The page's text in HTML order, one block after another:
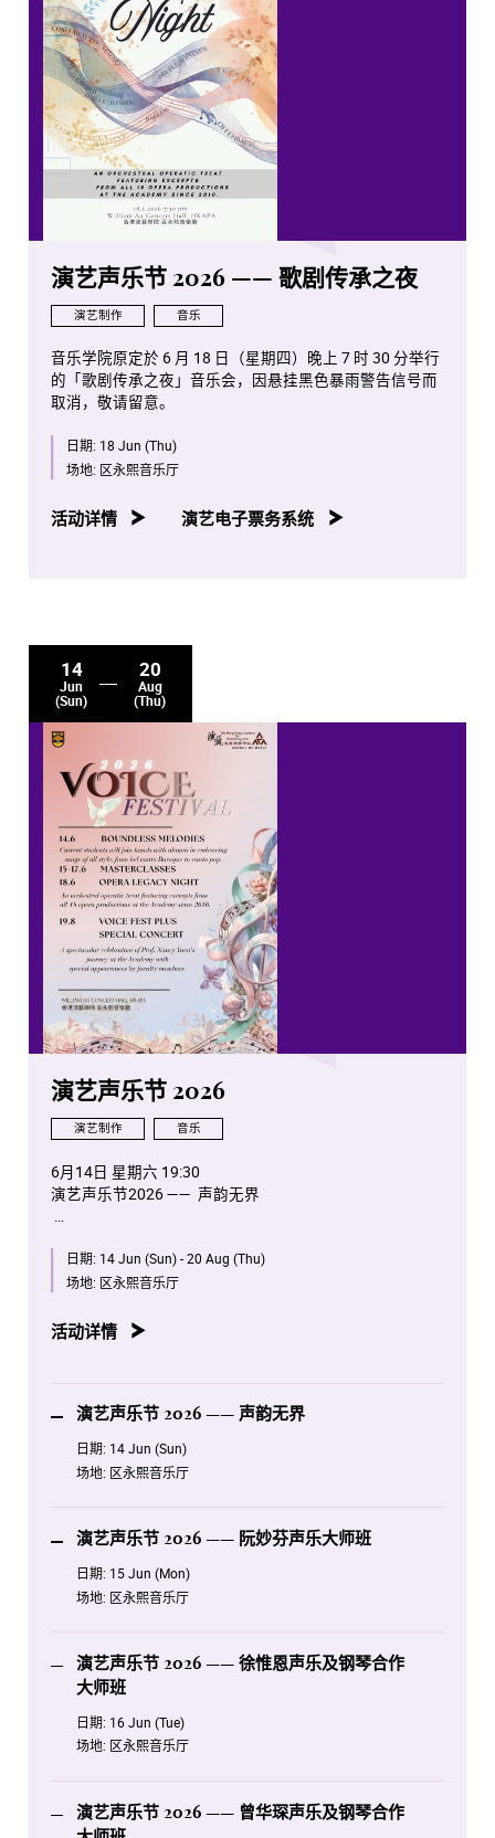
演艺声乐节 2026 —— 歌剧传承之夜
演艺制作 音乐
音乐学院原定於 6 月 18 日（星期四）晚上 7 时 30 分举行
的「歌剧传承之夜」音乐会，因悬挂黑色暴雨警告信号而
取消，敬请留意。
日期: 18 Jun (Thu)
场地: 区永熙音乐厅
活动详情 演艺电子票务系统
14
Jun
(Sun)
20
Aug
(Thu)
演艺声乐节 2026
演艺制作 音乐
6月14日 星期六 19:30
演艺声乐节2026 —— 声韵无界
演艺声乐节 2026 —— 阮妙芬声乐大师班
演艺声乐节 2026 —— 徐惟恩声乐及钢琴合作大师班
8月19日 星期三 19:30
演艺声乐节 2026 —— Encore Timeless Melodies
演艺声乐节2026 —— 歌剧传承之夜
日期: 14 Jun (Sun) - 20 Aug (Thu)
场地: 区永熙音乐厅
活动详情
演艺声乐节 2026 —— 声韵无界
日期: 14 Jun (Sun)
场地: 区永熙音乐厅
演艺声乐节 2026 —— 阮妙芬声乐大师班
日期: 15 Jun (Mon)
场地: 区永熙音乐厅
演艺声乐节 2026 —— 徐惟恩声乐及钢琴合作
大师班
日期: 16 Jun (Tue)
场地: 区永熙音乐厅
演艺声乐节 2026 —— 曾华琛声乐及钢琴合作